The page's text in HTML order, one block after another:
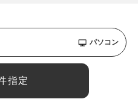
指定
パソコン